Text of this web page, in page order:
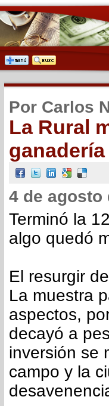
Por Carlos
La Rural
ganadería
4 de agosto
Terminó la
algo quedó
El resurgir
La muestra
aspectos,
decayó a
inversión se
campo y la